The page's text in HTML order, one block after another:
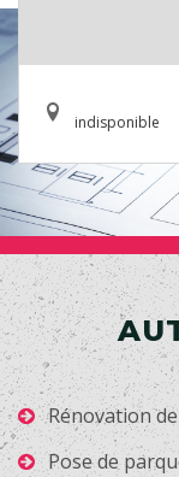
indisponible
Rénovation
Pose de